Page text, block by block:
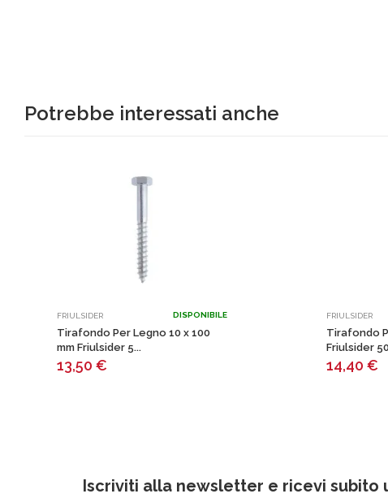
Potrebbe interessati anche
FRIULSIDER DISPONIBILE
Tirafondo Per Legno 10 x 100
mm Friulsider 5...
13,50 €
FRIULSIDER
Tirafondo
Friulsider
14,40 €
Iscriviti alla newsletter e ricevi subito